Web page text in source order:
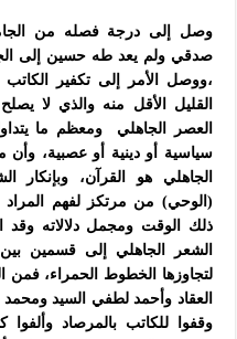
،ووصل الأمر إلى تكفير الكاتب
القليل الأقل منه والذي لا
العصر الجاهلي ومعظم ما
سياسية أو دينية أو عصبية، وأن
الجاهلي هو القرآن،
(الوحي) من مرتكز لفهم
ذلك الوقت ومجمل دلالاته
الشعر الجاهلي إلى قسمين
لتجاوزها الخطوط الحمراء، فمن
العقاد وأحمد لطفي السيد
وقفوا للكاتب بالمرصاد